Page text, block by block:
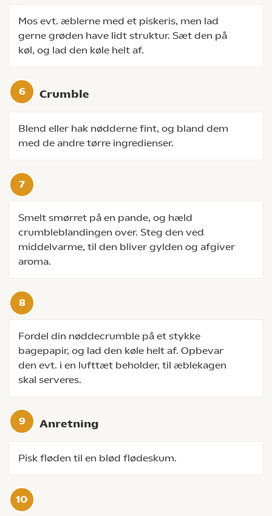
Mos evt. æblerne med et piskeris, men lad
gerne grøden have lidt struktur. Sæt den på
køl, og lad den køle helt af.
Crumble
Blend eller hak nødderne fint, og bland dem
med de andre tørre ingredienser.
Smelt smørret på en pande, og hæld
crumbleblandingen over. Steg den ved
middelvarme, til den bliver gylden og afgiver
aroma.
Fordel din nøddecrumble på et stykke
bagepapir, og lad den køle helt af. Opbevar
den evt. i en lufttæt beholder, til æblekagen
skal serveres.
Anretning
Pisk fløden til en blød flødeskum.